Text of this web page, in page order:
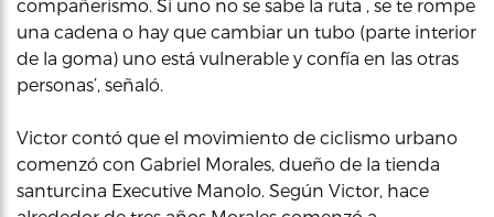
compañerismo. Si uno no se sabe la ruta , se te rompe
una cadena o hay que cambiar un tubo (parte interior
de la goma) uno está vulnerable y confía en las otras
personas’, señaló.
Victor contó que el movimiento de ciclismo urbano
comenzó con Gabriel Morales, dueño de la tienda
santurcina Executive Manolo. Según Victor, hace